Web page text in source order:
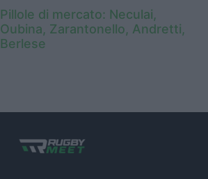
Pillole di mercato: Neculai,
Oubina, Zarantonello, Andretti,
Berlese